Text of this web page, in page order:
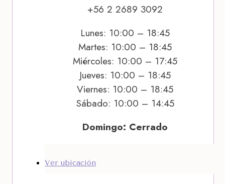
+56 2 2689 3092
Lunes: 10:00 – 18:45
Martes: 10:00 – 18:45
Miércoles: 10:00 – 17:45
Jueves: 10:00 – 18:45
Viernes: 10:00 – 18:45
Sábado: 10:00 – 14:45
Domingo: Cerrado
Ver ubicación